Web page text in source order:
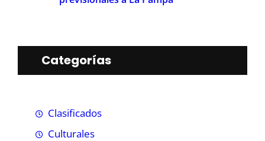
Categorías
Clasificados
Culturales